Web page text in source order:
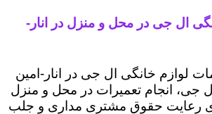
ال جی در محل و منزل در انار-
لوازم خانگی ال جی در انار-امین
جی، انجام تعمیرات در محل و منزل
رعایت حقوق مشتری مداری و جلب